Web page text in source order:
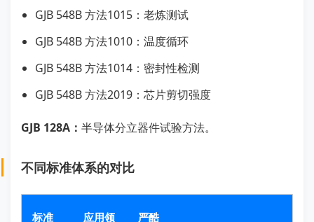
GJB 548B 方法1015：老炼测试
GJB 548B 方法1010：温度循环
GJB 548B 方法1014：密封性检测
GJB 548B 方法2019：芯片剪切强度
GJB 128A： 半导体分立器件试验方法。
不同标准体系的对比
标准
应用领
严酷